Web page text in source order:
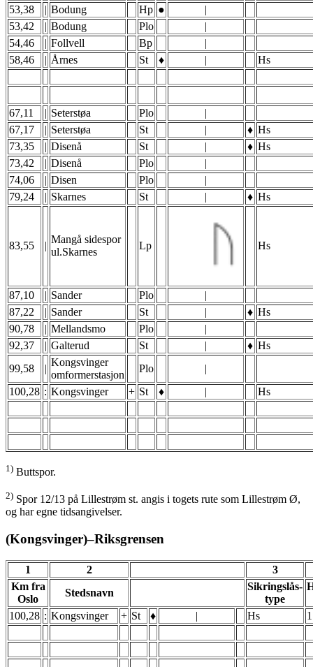
53,38
| Bodung Hp ●
|
53,42
| Bodung Plo
|
54,46
| Follvell Bp
|
58,46
| Årnes St ♦ | Hs
67,11 | Seterstøa Plo
|
67,17
| Seterstøa St | ♦ Hs
73,35
| Disenå St | ♦ Hs
73,42
| Disenå Plo
|
74,06
| Disen Plo
|
79,24
| Skarnes St | ♦ Hs
83,55 |
Mangå sidespor
ul.Skarnes
Lp Hs
87,10 | Sander Plo
|
87,22
| Sander St | ♦ Hs
90,78
| Mellandsmo Plo
|
92,37
| Galterud St | ♦ Hs
99,58
|
Kongsvinger
omformerstasjon
Plo
|
100,28 : Kongsvinger + St ♦ | Hs
1) Buttspor.
2) Spor 12/13 på Lillestrøm st. angis i togets rute som Lillestrøm Ø,
og har egne tidsangivelser.
(Kongsvinger)–Riksgrensen
1 2
3
Km fra
Oslo
Stedsnavn
Sikringslås-
type
100,28 : Kongsvinger + St ♦ | Hs 1